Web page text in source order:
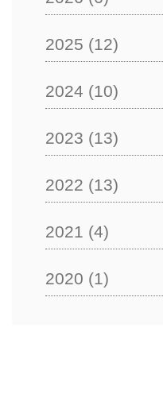
2025 (12)
2024 (10)
2023 (13)
2022 (13)
2021 (4)
2020 (1)